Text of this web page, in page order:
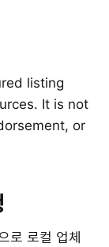
listing
It is not
or
로 로컬 업체